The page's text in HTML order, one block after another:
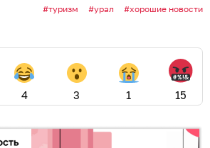
туризм урал хорошие новости
4 3 1 15